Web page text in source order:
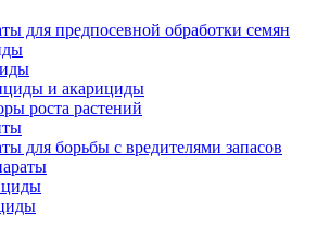
для предпосевной обработки семян
и акарициды
роста растений
для борьбы с вредителями запасов